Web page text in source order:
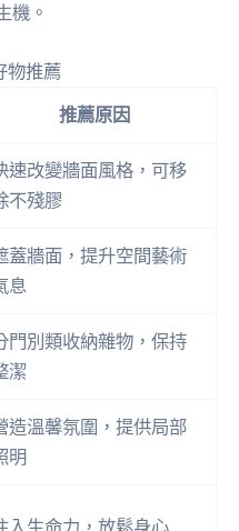
機。
物推薦
推薦原因
速改變牆面風格，可移
不殘膠
蓋牆面，提升空間藝術
息
門別類收納雜物，保持
潔
造溫馨氛圍，提供局部
明